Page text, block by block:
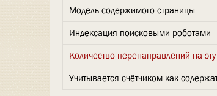
Модель содержимого страницы
Индексация поисковыми роботами
Количество перенаправлений на
Учитывается счётчиком как